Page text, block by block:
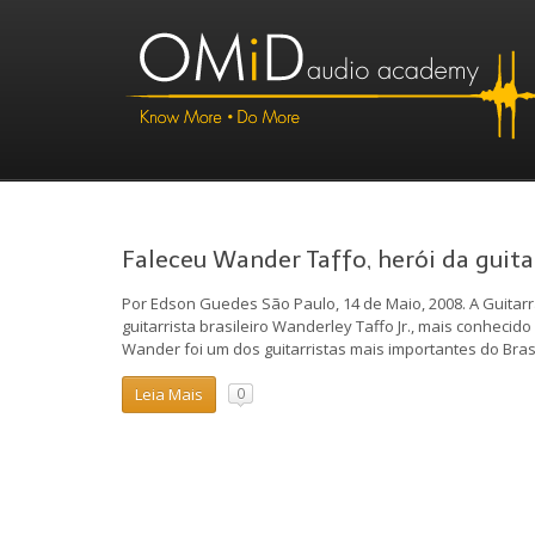
Faleceu Wander Taffo, herói da
Por Edson Guedes São Paulo, 14 de Maio, 2008. A
guitarrista brasileiro Wanderley Taffo Jr., mais
Wander foi um dos guitarristas mais importantes do
Leia Mais 0